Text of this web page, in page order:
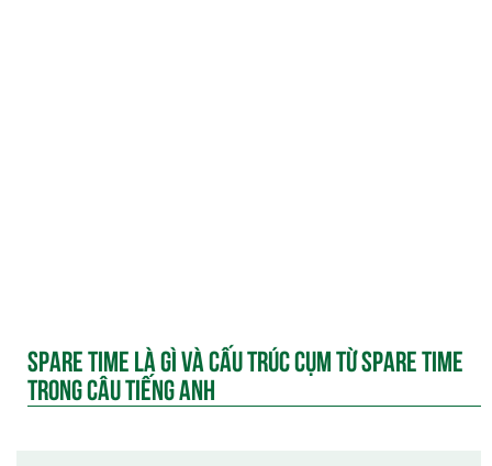
SPARE TIME LÀ GÌ VÀ CẤU TRÚC CỤM TỪ SPARE TIME
TRONG CÂU TIẾNG ANH